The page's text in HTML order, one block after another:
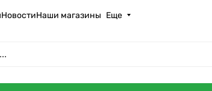
НовостиНаши магазины Еще